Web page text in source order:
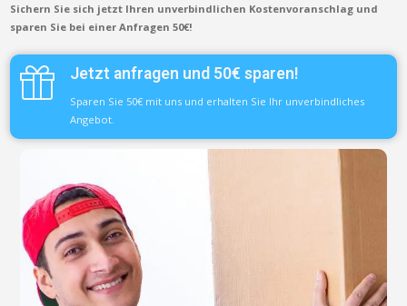
Sichern Sie sich jetzt Ihren unverbindlichen Kostenvoranschlag und
sparen Sie bei einer Anfragen 50€!
Jetzt anfragen und 50€ sparen!
Sparen Sie 50€ mit uns und erhalten Sie Ihr unverbindliches
Angebot.